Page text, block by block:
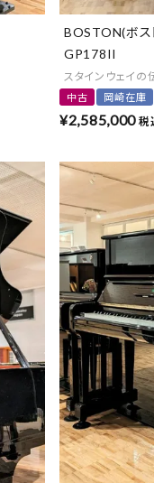
BOSTON(ボス
GP178II
スタインウェイ
中古 岡崎在庫
¥2,585,000 税